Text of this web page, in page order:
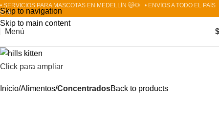
Skip to navigation
Skip to main content
• SERVICIOS PARA MASCOTAS EN MEDELLÍN 🐱🐶
• ENVÍOS A TODO EL PAÍS
📦✈️
Menú $
Click para ampliar
Inicio Alimentos ConcentradosBack to products